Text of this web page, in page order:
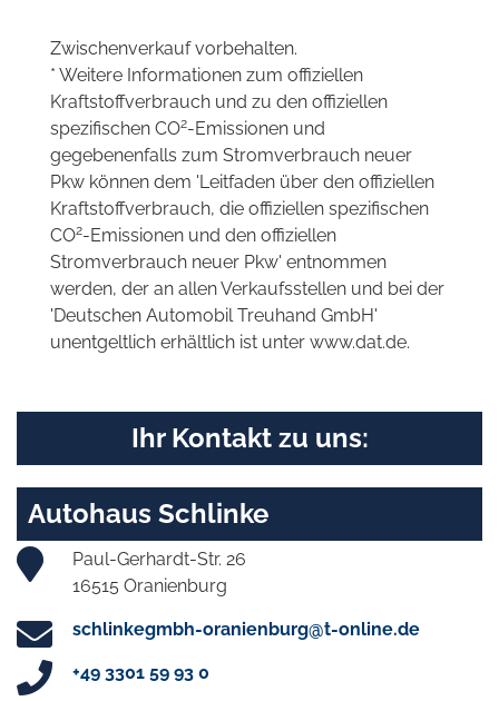
Zwischenverkauf vorbehalten.
* Weitere Informationen zum offiziellen
Kraftstoffverbrauch und zu den offiziellen
spezifischen CO2-Emissionen und
gegebenenfalls zum Stromverbrauch neuer
Pkw können dem 'Leitfaden über den offiziellen
Kraftstoffverbrauch, die offiziellen spezifischen
CO2-Emissionen und den offiziellen
Stromverbrauch neuer Pkw' entnommen
werden, der an allen Verkaufsstellen und bei der
'Deutschen Automobil Treuhand GmbH'
unentgeltlich erhältlich ist unter www.dat.de.
Ihr Kontakt zu uns:
Autohaus Schlinke
Paul-Gerhardt-Str. 26
16515 Oranienburg
schlinkegmbh-oranienburg@t-online.de
+49 3301 59 93 0